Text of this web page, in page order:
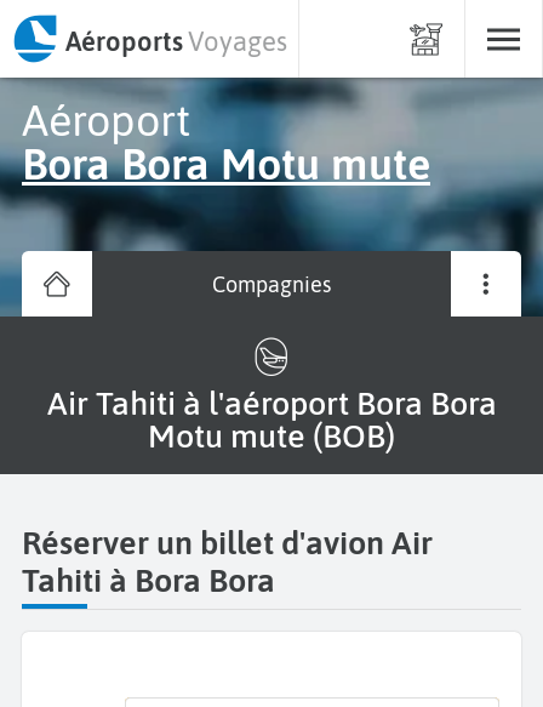
AéroportsVoyages
Aéroport
Bora Bora Motu mute
Compagnies
Air Tahiti à l'aéroport Bora Bora
Motu mute (BOB)
Réserver un billet d'avion Air
Tahiti à Bora Bora